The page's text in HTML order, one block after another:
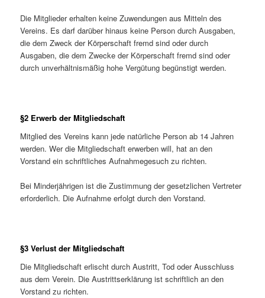
Die Mitglieder erhalten keine Zuwendungen aus Mitteln des
Vereins. Es darf darüber hinaus keine Person durch Ausgaben,
die dem Zweck der Körperschaft fremd sind oder durch
Ausgaben, die dem Zwecke der Körperschaft fremd sind oder
durch unverhältnismäßig hohe Vergütung begünstigt werden.
§2 Erwerb der Mitgliedschaft
Mitglied des Vereins kann jede natürliche Person ab 14 Jahren
werden. Wer die Mitgliedschaft erwerben will, hat an den
Vorstand ein schriftliches Aufnahmegesuch zu richten.
Bei Minderjährigen ist die Zustimmung der gesetzlichen Vertreter
erforderlich. Die Aufnahme erfolgt durch den Vorstand.
§3 Verlust der Mitgliedschaft
Die Mitgliedschaft erlischt durch Austritt, Tod oder Ausschluss
aus dem Verein. Die Austrittserklärung ist schriftlich an den
Vorstand zu richten.